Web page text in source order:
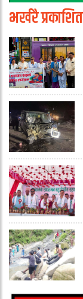
भर्खरै प्रकाशित